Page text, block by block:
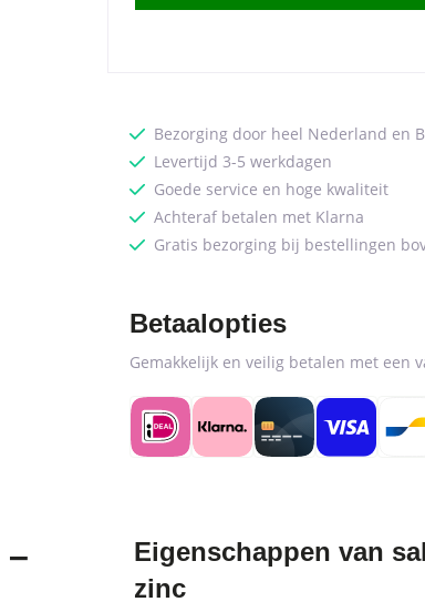
x
quantity
Bezorging door heel Nederland en
Levertijd 3-5 werkdagen
Goede service en hoge kwaliteit
Achteraf betalen met Klarna
Gratis bezorging bij bestellingen
Betaalopties
Gemakkelijk en veilig betalen met een
Eigenschappen van
zinc